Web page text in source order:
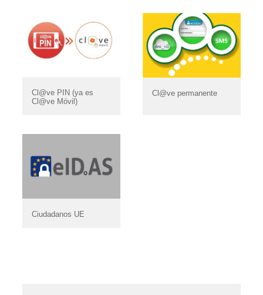
Cl@ve PIN (ya es
Cl@ve Móvil)
Cl@ve permanente
Ciudadanos UE